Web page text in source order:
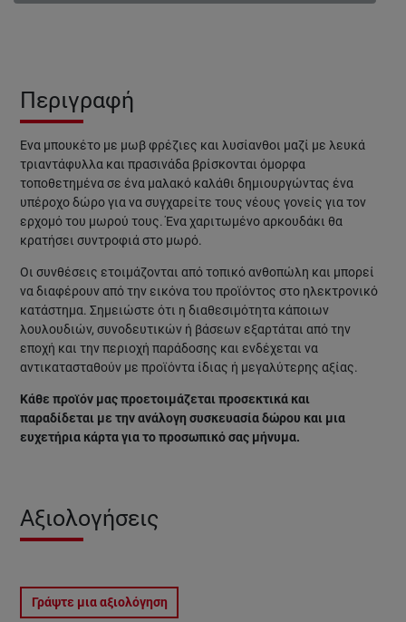
Περιγραφή
Ένα μπουκέτο με μωβ φρέζιες και λυσίανθοι μαζί με λευκά
τριαντάφυλλα και πρασινάδα βρίσκονται όμορφα
τοποθετημένα σε ένα μαλακό καλάθι δημιουργώντας ένα
υπέροχο δώρο για να συγχαρείτε τους νέους γονείς για τον
ερχομό του μωρού τους. Ένα χαριτωμένο αρκουδάκι θα
κρατήσει συντροφιά στο μωρό.
Οι συνθέσεις ετοιμάζονται από τοπικό ανθοπώλη και μπορεί
να διαφέρουν από την εικόνα του προϊόντος στο ηλεκτρονικό
κατάστημα. Σημειώστε ότι η διαθεσιμότητα κάποιων
λουλουδιών, συνοδευτικών ή βάσεων εξαρτάται από την
εποχή και την περιοχή παράδοσης και ενδέχεται να
αντικατασταθούν με προϊόντα ίδιας ή μεγαλύτερης αξίας.
Κάθε προϊόν μας προετοιμάζεται προσεκτικά και
παραδίδεται με την ανάλογη συσκευασία δώρου και μια
ευχετήρια κάρτα για το προσωπικό σας μήνυμα.
Αξιολογήσεις
Γράψτε μια αξιολόγηση